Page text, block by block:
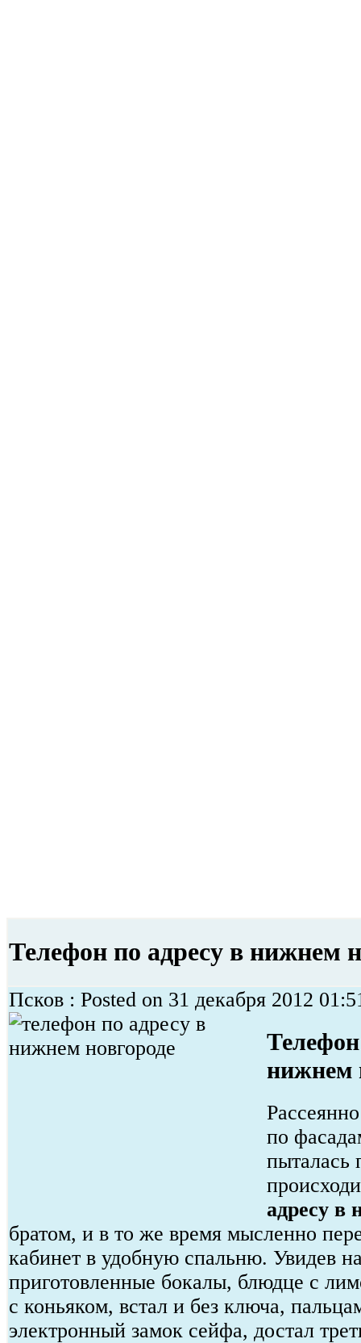
Телефон по адресу в нижнем
Псков : Posted on 31 декабря 2012
нижнем
по
пыталась
адресу в
братом, и в то же время мысленно
кабинет в удобную спальню. Увидев
приготовленные бокалы, блюдце с
с коньяком, встал и без ключа,
электронный замок сейфа, достал